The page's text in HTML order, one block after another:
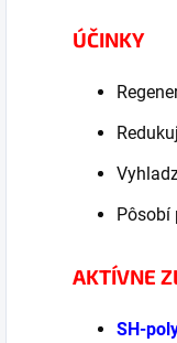
ÚČINKY
Pôsobí
AKTÍVNE
SH-